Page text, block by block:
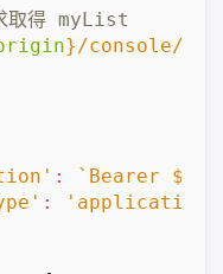
}/console/api/
: `Bearer ${
: